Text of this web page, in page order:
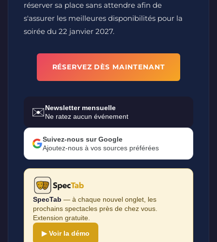
réserver sa place sans attendre afin de
s'assurer les meilleures disponibilités pour la
soirée du 22 janvier 2027.
RÉSERVEZ DÈS MAINTENANT
✉️Newsletter mensuelle
Ne ratez aucun événement
Suivez-nous sur Google
Ajoutez-nous à vos sources préférées
SpecTab — à chaque nouvel onglet, les
prochains spectacles près de chez vous.
Extension gratuite.
▶ Voir la démo